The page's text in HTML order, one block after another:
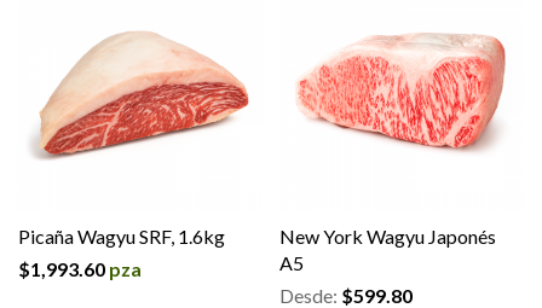
Picaña Wagyu SRF, 1.6kg
$1,993.60 pza
New York Wagyu Japonés
A5
Desde: $599.80